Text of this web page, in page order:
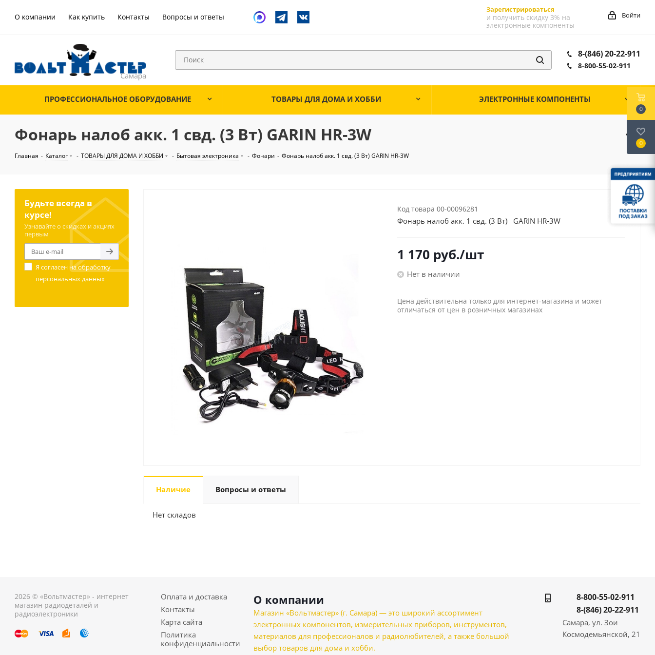
О компании Как купить Контакты Вопросы и ответы
Зарегистрироваться
и получить скидку 3% на
электронные компоненты
Войти
8-(846) 20-22-911
8-800-55-02-911
ПРОФЕССИОНАЛЬНОЕ ОБОРУДОВАНИЕ ТОВАРЫ ДЛЯ ДОМА И ХОББИ ЭЛЕКТРОННЫЕ КОМПОНЕНТЫ
Фонарь налоб акк. 1 свд. (3 Вт) GARIN HR-3W
Главная - Каталог - ТОВАРЫ ДЛЯ ДОМА И ХОББИ - Бытовая электроника - Фонари - Фонарь налоб акк. 1 свд. (3 Вт) GARIN HR-3W
Код товара 00-00096281
Фонарь налоб акк. 1 свд. (3 Вт) GARIN HR-3W
1 170 руб./шт
Нет в наличии
Цена действительна только для интернет-магазина и может
отличаться от цен в розничных магазинах
Наличие Вопросы и ответы
Нет складов
Будьте всегда в
курсе!
Узнавайте о скидках и акциях
первым
Я согласен наобработку
персональных данных
2026 © «Вольтмастер» - интернет
магазин радиодеталей и
радиоэлектроники
Оплата и доставка
Контакты
Карта сайта
Политика
конфиденциальности
О компании
Магазин «Вольтмастер» (г. Самара) — это широкий ассортимент
электронных компонентов, измерительных приборов, инструментов,
материалов для профессионалов и радиолюбителей, а также большой
выбор товаров для дома и хобби.
8-800-55-02-911
8-(846) 20-22-911
Самара, ул. Зои
Космодемьянской, 21
0
0